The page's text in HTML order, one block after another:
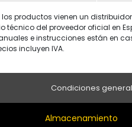
los productos vienen un
técnico del proveedor oficial en
e instrucciones están en
incluyen IVA.
Condiciones
Almacenamiento